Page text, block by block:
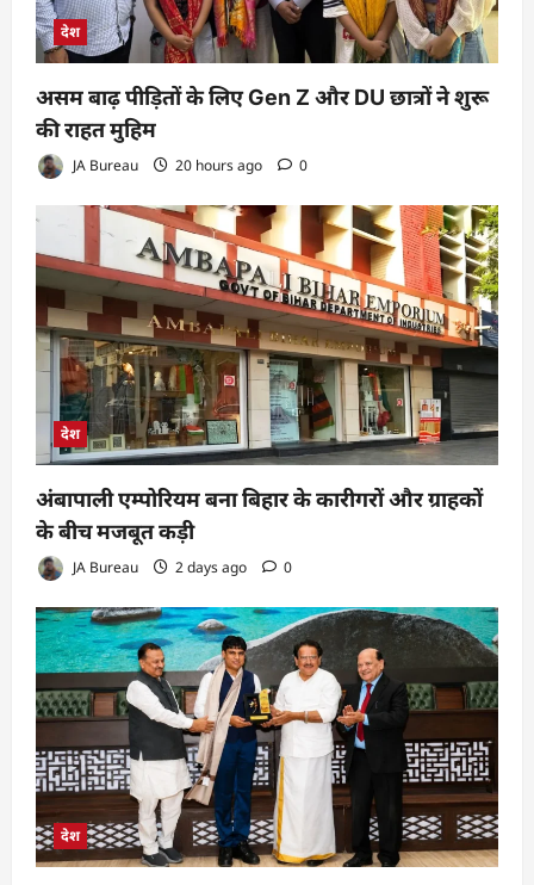
देश
असम बाढ़ पीड़ितों के लिए Gen Z और DU छात्रों ने शुरू
की राहत मुहिम
JA Bureau 20 hours ago 0
देश
अंबापाली एम्पोरियम बना बिहार के कारीगरों और ग्राहकों
के बीच मजबूत कड़ी
JA Bureau 2 days ago 0
देश